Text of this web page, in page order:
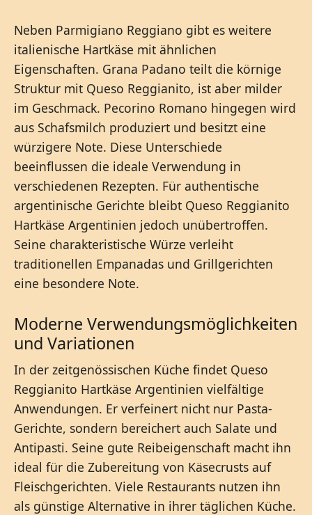
Neben Parmigiano Reggiano gibt es weitere
italienische Hartkäse mit ähnlichen
Eigenschaften. Grana Padano teilt die körnige
Struktur mit Queso Reggianito, ist aber milder
im Geschmack. Pecorino Romano hingegen wird
aus Schafsmilch produziert und besitzt eine
würzigere Note. Diese Unterschiede
beeinflussen die ideale Verwendung in
verschiedenen Rezepten. Für authentische
argentinische Gerichte bleibt Queso Reggianito
Hartkäse Argentinien jedoch unübertroffen.
Seine charakteristische Würze verleiht
traditionellen Empanadas und Grillgerichten
eine besondere Note.
Moderne Verwendungsmöglichkeiten
und Variationen
In der zeitgenössischen Küche findet Queso
Reggianito Hartkäse Argentinien vielfältige
Anwendungen. Er verfeinert nicht nur Pasta-
Gerichte, sondern bereichert auch Salate und
Antipasti. Seine gute Reibeigenschaft macht ihn
ideal für die Zubereitung von Käsecrusts auf
Fleischgerichten. Viele Restaurants nutzen ihn
als günstige Alternative in ihrer täglichen Küche.